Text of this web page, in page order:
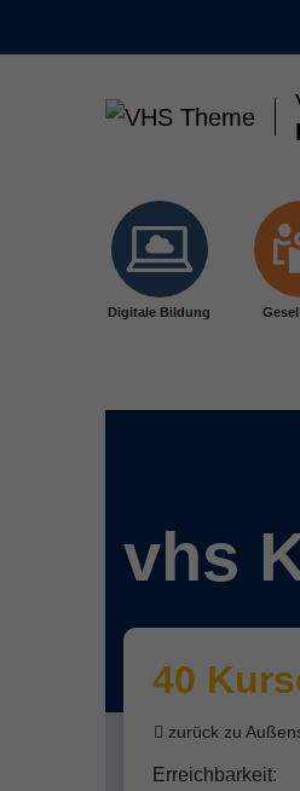
Digitale Bildung
vhs
40
zurück zu
Erreichbarkeit: